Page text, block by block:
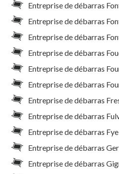
Entreprise de débarras
Entreprise de débarras
Entreprise de débarras
Entreprise de débarras
Entreprise de débarras
Entreprise de débarras
Entreprise de débarras
Entreprise de débarras
Entreprise de débarras Fye
Entreprise de débarras
Entreprise de débarras